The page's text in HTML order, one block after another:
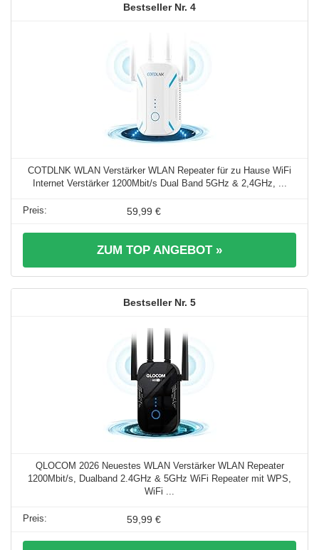
4
COTDLNK WLAN Verstärker WLAN Repeater für zu Hause WiFi
Internet Verstärker 1200Mbit/s Dual Band 5GHz & 2,4GHz, ...
59,99 €
ZUM TOP ANGEBOT »
5
QLOCOM 2026 Neuestes WLAN Verstärker WLAN Repeater
1200Mbit/s, Dualband 2.4GHz & 5GHz WiFi Repeater mit WPS,
WiFi ...
59,99 €